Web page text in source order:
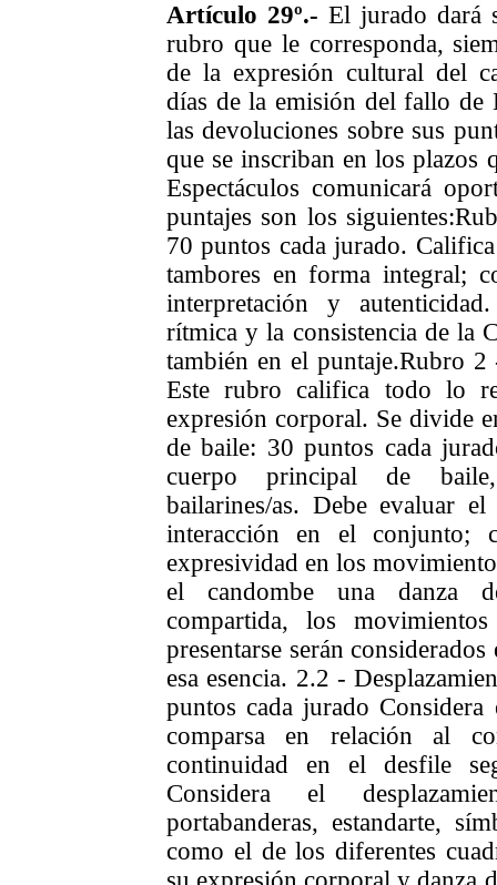
Artículo 29º.- El jurado dará
rubro que le corresponda,
de la expresión cultural del
días de la emisión del fallo de
las devoluciones sobre sus
que se inscriban en los plazos
Espectáculos comunicará
puntajes son los siguientes:
70 puntos cada jurado.
tambores en forma integral;
interpretación y
rítmica y la consistencia de la
también en el puntaje.Rubro 2
Este rubro califica todo lo
expresión corporal. Se divide
de baile: 30 puntos cada
cuerpo principal de
bailarines/as. Debe evaluar
interacción en el conjunto;
expresividad en los
el candombe una danza
compartida, los
presentarse serán
esa esencia. 2.2 -
puntos cada jurado
comparsa en relación al
continuidad en el desfile
Considera el
portabanderas, estandarte,
como el de los diferentes